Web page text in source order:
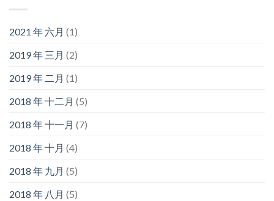
2021 年 六月 (1)
2019 年 三月 (2)
2019 年 二月 (1)
2018 年 十二月 (5)
2018 年 十一月 (7)
2018 年 十月 (4)
2018 年 九月 (5)
2018 年 八月 (5)